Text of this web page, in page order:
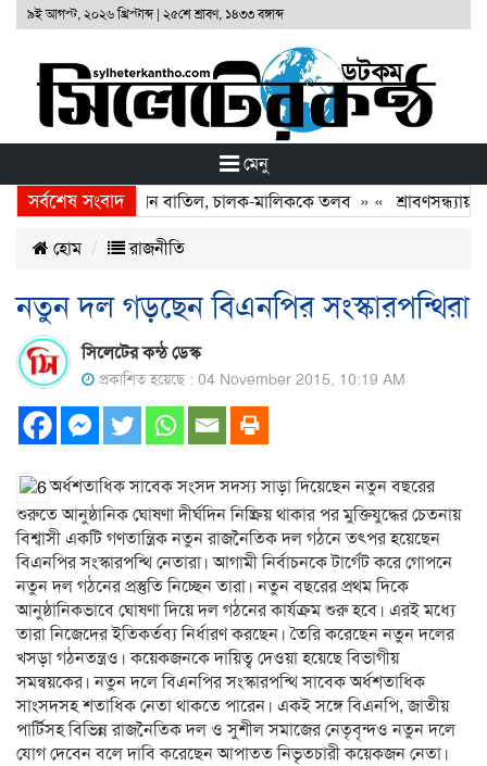
৯ই আগস্ট, ২০২৬ খ্রিস্টাব্দ| ২৫শে শ্রাবণ, ১৪৩৩ বঙ্গাব্দ
মেনু
সর্বশেষ সংবাদ
বাসের রেজিস্ট্রেশন বাতিল, চালক-মালিককে তলব» « শ্রাবণসন্ধ্যায়
হোম রাজনীতি
নতুন দল গড়ছেন বিএনপির সংস্কারপন্থিরা
সিলেটের কন্ঠ ডেস্ক
প্রকাশিত হয়েছে : 04 November 2015, 10:19 AM
অর্ধশতাধিক সাবেক সংসদ সদস্য সাড়া দিয়েছেন নতুন বছরের
শুরুতে আনুষ্ঠানিক ঘোষণা দীর্ঘদিন নিষ্ক্রিয় থাকার পর মুক্তিযুদ্ধের চেতনায়
বিশ্বাসী একটি গণতান্ত্রিক নতুন রাজনৈতিক দল গঠনে তৎপর হয়েছেন
বিএনপির সংস্কারপন্থি নেতারা। আগামী নির্বাচনকে টার্গেট করে গোপনে
নতুন দল গঠনের প্রস্তুতি নিচ্ছেন তারা। নতুন বছরের প্রথম দিকে
আনুষ্ঠানিকভাবে ঘোষণা দিয়ে দল গঠনের কার্যক্রম শুরু হবে। এরই মধ্যে
তারা নিজেদের ইতিকর্তব্য নির্ধারণ করছেন। তৈরি করেছেন নতুন দলের
খসড়া গঠনতন্ত্রও। কয়েকজনকে দায়িত্ব দেওয়া হয়েছে বিভাগীয়
সমন্বয়কের। নতুন দলে বিএনপির সংস্কারপন্থি সাবেক অর্ধশতাধিক
সাংসদসহ শতাধিক নেতা থাকতে পারেন। একই সঙ্গে বিএনপি, জাতীয়
পার্টিসহ বিভিন্ন রাজনৈতিক দল ও সুশীল সমাজের নেতৃবৃন্দও নতুন দলে
যোগ দেবেন বলে দাবি করেছেন আপাতত নিভৃতচারী কয়েকজন নেতা।